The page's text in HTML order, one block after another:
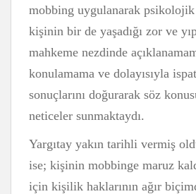
mobbing uygulanarak psikolojik
kişinin bir de yaşadığı zor ve
mahkeme nezdinde
konulamama ve dolayısıyla
sonuçlarını doğurarak söz
neticeler sunmaktaydı.
Yargıtay yakın tarihli vermiş
ise; kişinin mobbinge maruz
için kişilik haklarının ağır